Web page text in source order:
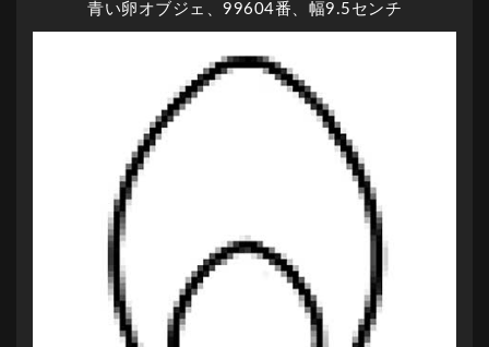
青い卵オブジェ、99604番、幅9.5センチ